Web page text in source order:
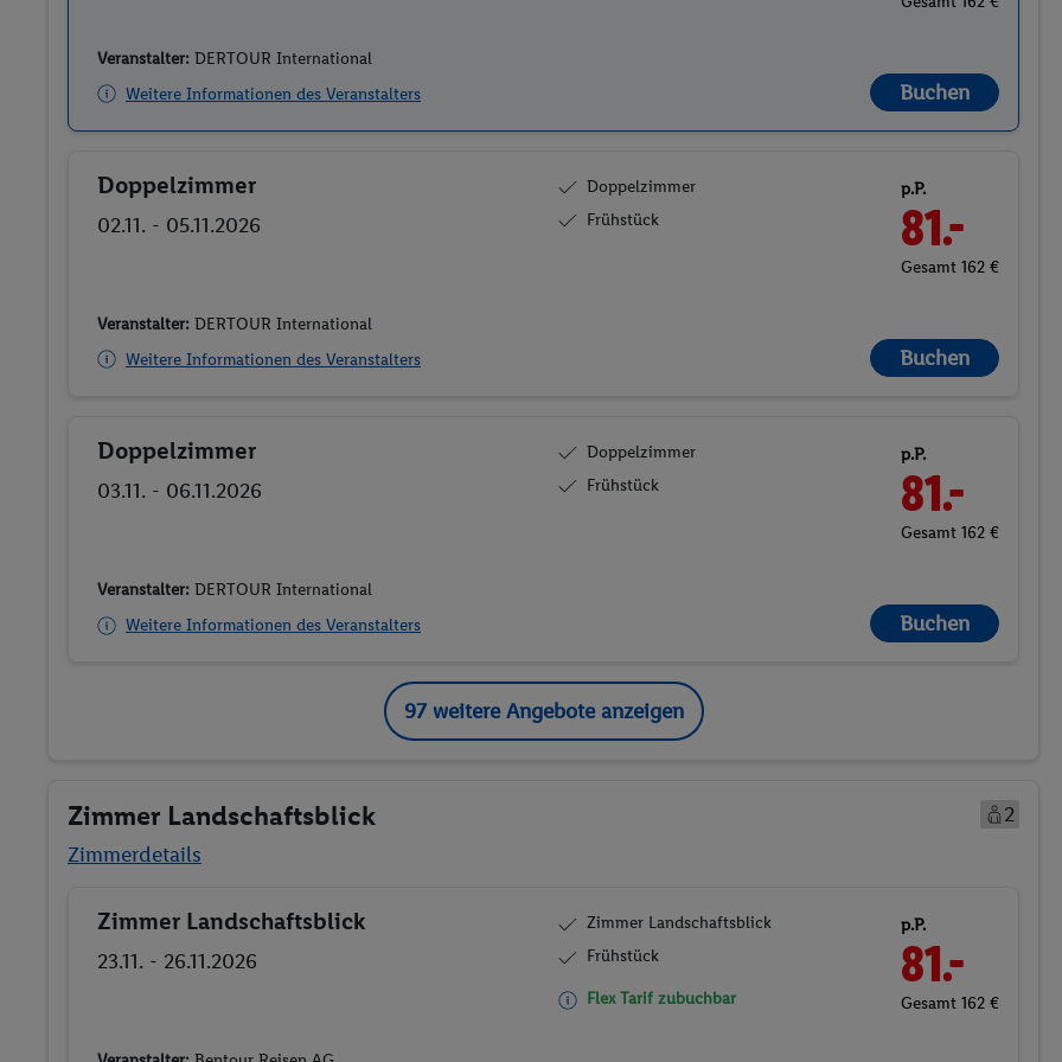
Veranstalter: DERTOUR International
Weitere Informationen des Veranstalters
Buchen
Buchen
Doppelzimmer
02.11. - 05.11.2026
Doppelzimmer
Frühstück
p.P.
81.-
Gesamt 162 €
Veranstalter: DERTOUR International
Weitere Informationen des Veranstalters
Buchen
Buchen
Doppelzimmer
03.11. - 06.11.2026
Doppelzimmer
Frühstück
p.P.
81.-
Gesamt 162 €
Veranstalter: DERTOUR International
Weitere Informationen des Veranstalters
Buchen
97 weitere Angebote anzeigen
Zimmer Landschaftsblick
2
Zimmerdetails
Buchen
Zimmer Landschaftsblick
23.11. - 26.11.2026
Zimmer Landschaftsblick
Frühstück
Flex Tarif zubuchbar
p.P.
81.-
Gesamt 162 €